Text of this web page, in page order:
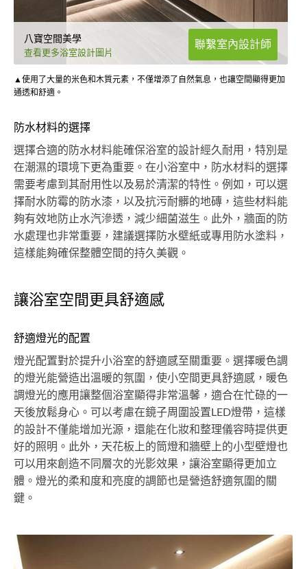
八寶空間美學
查看更多浴室設計圖片
聯繫室內設計師
▲使用了大量的米色和木質元素，不僅增添了自然氣息，也讓空間顯得更加
通透和舒適。
防水材料的選擇
選擇合適的防水材料能確保浴室的設計經久耐用，特別是
在潮濕的環境下更為重要。在小浴室中，防水材料的選擇
需要考慮到其耐用性以及易於清潔的特性。例如，可以選
擇耐水防霉的防水漆，以及抗污耐髒的地磚，這些材料能
夠有效地防止水汽滲透，減少細菌滋生。此外，牆面的防
水處理也非常重要，建議選擇防水壁紙或專用防水塗料，
這樣能夠確保整體空間的持久美觀。
讓浴室空間更具舒適感
舒適燈光的配置
燈光配置對於提升小浴室的舒適感至關重要。選擇暖色調
的燈光能營造出溫暖的氛圍，使小空間更具舒適感，暖色
調燈光的應用讓整個浴室顯得非常溫馨，適合在忙碌的一
天後放鬆身心。可以考慮在鏡子周圍設置LED燈帶，這樣
的設計不僅能增加光源，還能在化妝和整理儀容時提供更
好的照明。此外，天花板上的筒燈和牆壁上的小型壁燈也
可以用來創造不同層次的光影效果，讓浴室顯得更加立
體。燈光的柔和度和亮度的調節也是營造舒適氛圍的關
鍵。